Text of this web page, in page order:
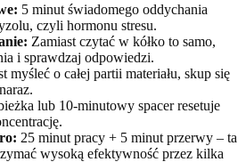
5 minut świadomego oddychania
czyli hormonu stresu.
Zamiast czytać w kółko to samo,
i sprawdzaj odpowiedzi.
myśleć o całej partii materiału, skup się
lub 10-minutowy spacer resetuje
25 minut pracy + 5 minut przerwy – ta
wysoką efektywność przez kilka